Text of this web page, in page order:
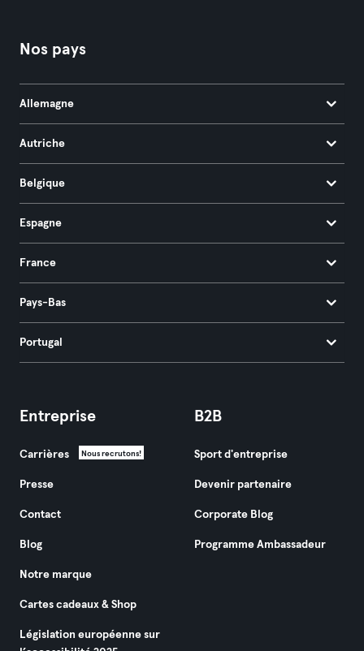
Nos pays
Allemagne
Autriche
Belgique
Espagne
France
Pays-Bas
Portugal
Entreprise
Carrières Nous recrutons!
Presse
Contact
Blog
Notre marque
Cartes cadeaux & Shop
Législation européenne sur
B2B
Sport d'entreprise
Devenir partenaire
Corporate Blog
Programme Ambassadeur